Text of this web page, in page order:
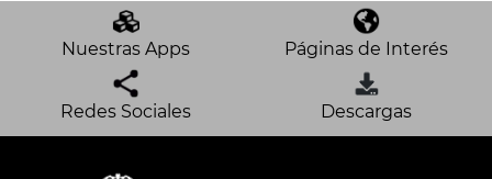
Nuestras Apps Páginas de Interés
Redes Sociales Descargas